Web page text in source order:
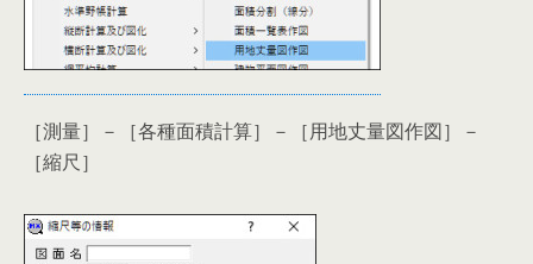
［測量］－［各種面積計算］－［用地丈量図作図］－
［縮尺］